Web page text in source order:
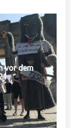
vor dem